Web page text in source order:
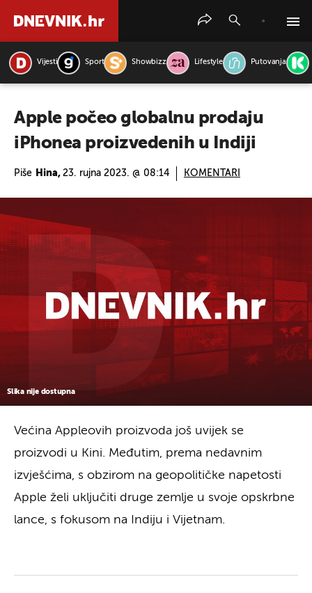
Vijesti Sport Showbizz Lifestyle Putovanja
Apple počeo globalnu prodaju
iPhonea proizvedenih u Indiji
Piše Hina, 23. rujna 2023. @ 08:14 KOMENTARI
Slika nije dostupna
Većina Appleovih proizvoda još uvijek se
proizvodi u Kini. Međutim, prema nedavnim
izvješćima, s obzirom na geopolitičke napetosti
Apple želi uključiti druge zemlje u svoje opskrbne
lance, s fokusom na Indiju i Vijetnam.
PRETRAŽITE VIJESTI